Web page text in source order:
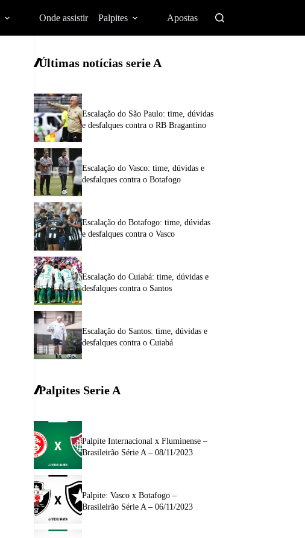
Onde assistir Palpites Apostas
Últimas notícias serie A
Escalação do São Paulo: time, dúvidas
e desfalques contra o RB Bragantino
Escalação do Vasco: time, dúvidas e
desfalques contra o Botafogo
Escalação do Botafogo: time, dúvidas
e desfalques contra o Vasco
Escalação do Cuiabá: time, dúvidas e
desfalques contra o Santos
Escalação do Santos: time, dúvidas e
desfalques contra o Cuiabá
Palpites Serie A
Palpite Internacional x Fluminense –
Brasileirão Série A – 08/11/2023
Palpite: Vasco x Botafogo –
Brasileirão Série A – 06/11/2023